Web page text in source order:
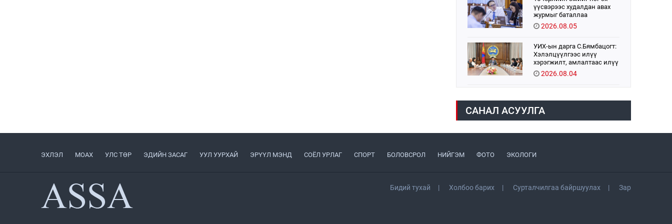
үүсвэрээс худалдан авах
журмыг баталлаа
2026.08.05
УИХ-ын дарга С.Бямбацогт:
Хэлэлцүүлгээс илүү
хэрэгжилт, амлалтаас илүү
бодит үр дүн чухал
2026.08.04
1,439.2 кг үнэт металл
худалдан авлаа
2026.08.05
танилцуулна
Нийслэлийн Засаг дарга
САНАЛ АСУУЛГА
ЭХЛЭЛ МОАХ УЛС ТӨР ЭДИЙН ЗАСАГ УУЛ УУРХАЙ ЭРҮҮЛ МЭНД СОЁЛ УРЛАГ СПОРТ БОЛОВСРОЛ НИЙГЭМ ФОТО ЭКОЛОГИ
Бидий тухай Холбоо барих Сурталчилгаа байршуулах Зар